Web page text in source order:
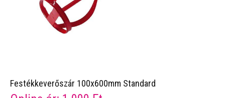
Festékkeverőszár 100x600mm Standard